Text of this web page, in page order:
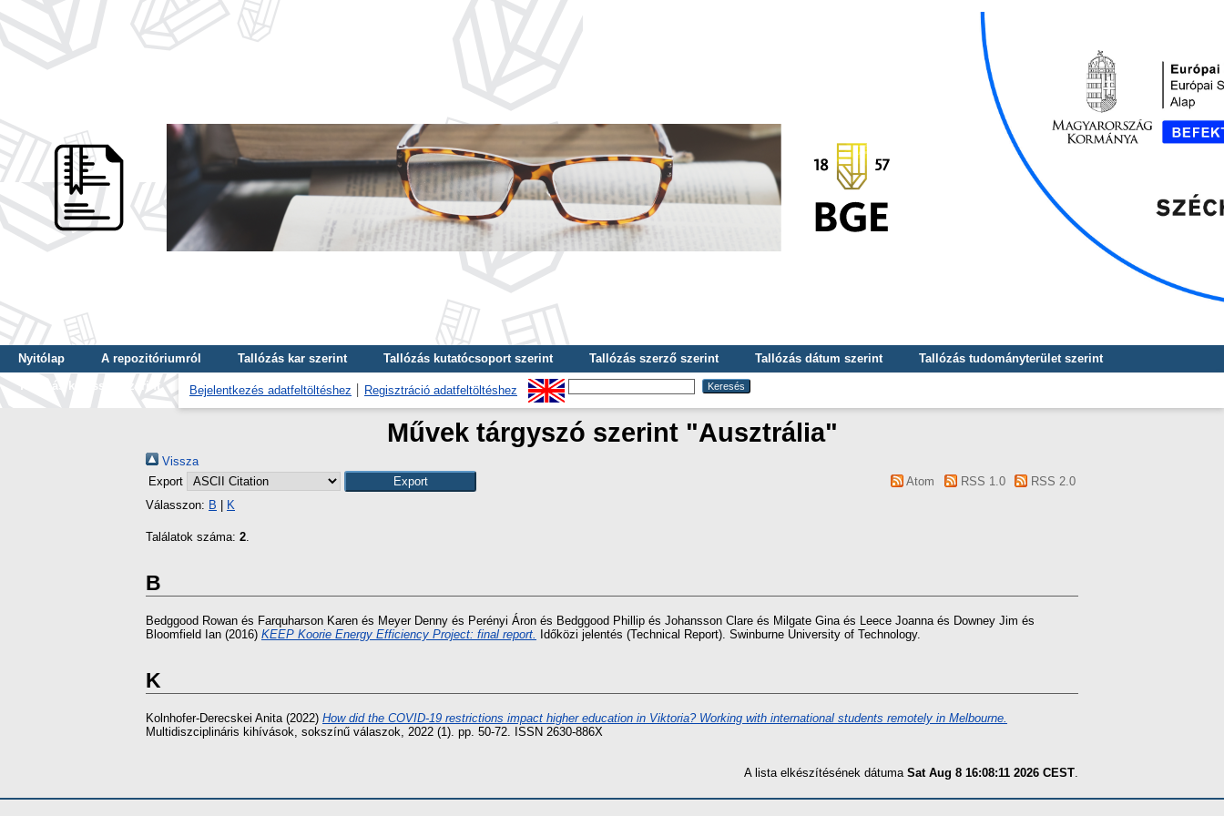
Nyitólap A repozitóriumról Tallózás kar szerint Tallózás kutatócsoport szerint Tallózás szerző szerint Tallózás dátum szerint
Tallózás tudományterület szerint
Tallózás kulcsszó szerint
Bejelentkezés adatfeltöltéshez Regisztráció adatfeltöltéshez
Művek tárgyszó szerint "Ausztrália"
Vissza
Export
Atom RSS 1.0
RSS 2.0
Válasszon: B K
Találatok száma: 2.
B
Bedggood Rowan és Farquharson Karen és Meyer Denny és Perényi Áron és Bedggood Phillip és Johansson Clare és Milgate Ginaés Leece Joannaés Downey Jim és
Bloomfield Ian (2016) KEEP Koorie Energy Efficiency Project: final report. Időközi jelentés (Technical Report). Swinburne University of Technology.
K
Kolnhofer-Derecskei Anita(2022) How did the COVID-19 restrictions impact higher education in Viktoria? Working with international students remotely in Melbourne.
Multidiszciplináris kihívások, sokszínű válaszok, 2022 (1). pp. 50-72. ISSN 2630-886X
A lista elkészítésének dátuma Sat Aug 8 16:08:11 2026 CEST.